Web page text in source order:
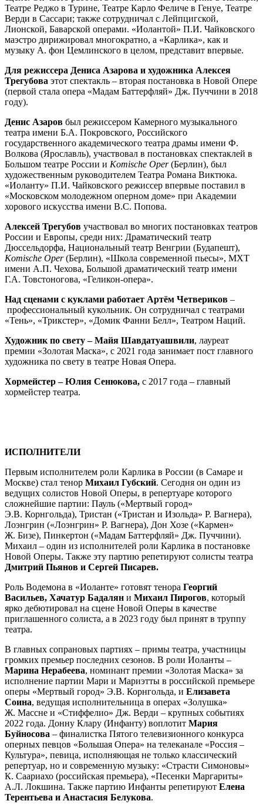
Театре Реджо в Турине, Театре Карло Феличе в Генуе, Театре
Верди в Сассари; также сотрудничал с Лейпцигской,
Лионской, Баварской операми. «Иолантой» П.И. Чайковского
маэстро дирижировал многократно, а «Карлика», как и
музыку А. фон Цемлинского в целом, представит впервые.
Для режиссера Дениса Азарова и художника Алексея
Трегубова этот спектакль – вторая постановка в Новой Опере
(первой стала опера «Мадам Баттерфляй» Дж. Пуччини в 2018
году).
Денис Азаров был режиссером Камерного музыкального
театра имени Б.А. Покровского, Российского
государственного академического театра драмы имени Ф.
Волкова (Ярославль), участвовал в постановках спектаклей в
Большом театре России и Komische Oper(Берлин), был
художественным руководителем Театра Романа Виктюка.
«Иоланту» П.И. Чайковского режиссер впервые поставил в
«Московском молодежном оперном доме» при Академии
хорового искусства имени В.С. Попова.
Алексей Трегубов участвовал во многих постановках театров
России и Европы, среди них: Драматический театр
Дюссельдорфа, Национальный театр Венгрии (Будапешт),
Komische Oper(Берлин), «Школа современной пьесы», МХТ
имени А.П. Чехова, Большой драматический театр имени
Г.А. Товстоногова, «Геликон-опера».
Над сценами с куклами работает Артём Четвериков –
профессиональный кукольник. Он сотрудничал с театрами
«Тень», «Трикстер», «Домик Фанни Белл», Театром Наций.
Художник по свету – Майя Шавдатуашвили, лауреат
премии «Золотая Маска», с 2021 года занимает пост главного
художника по свету в театре Новая Опера.
Хормейстер – Юлия Сенюкова, с 2017 года – главный
хормейстер театра.
ИСПОЛНИТЕЛИ
Первым исполнителем роли Карлика в России (в Самаре и
Москве) стал тенор Михаил Губский. Сегодня он один из
ведущих солистов Новой Оперы, в репертуаре которого
сложнейшие партии: Пауль («Мертвый город»
Э.В. Корнгольда), Тристан («Тристан и Изольда» Р. Вагнера),
Лоэнгрин («Лоэнгрин» Р. Вагнера), Дон Хозе («Кармен»
Ж. Бизе), Пинкертон («Мадам Баттерфляй» Дж. Пуччини).
Михаил – один из исполнителей роли Карлика в постановке
Новой Оперы. Также эту партию репетируют солисты театра
Дмитрий Пьянов и Сергей Писарев.
Роль Водемона в «Иоланте» готовят тенора Георгий
Васильев, Хачатур Бадалян и Михаил Пирогов, который
ярко дебютировал на сцене Новой Оперы в качестве
приглашенного солиста, а в 2023 году был принят в труппу
театра.
В главных сопрановых партиях – примы театра, участницы
громких премьер последних сезонов. В роли Иоланты –
Марина Нерабеева, номинант премии «Золотая Маска» за
исполнение партии Мари и Мариэтты в российской премьере
оперы «Мертвый город» Э.В. Корнгольда, и Елизавета
Соина, ведущая исполнительница в операх «Золушка»
Ж. Массне и «Стиффелио» Дж. Верди – крупных событиях
2022 года. Донну Клару (Инфанту) воплотит Мария
Буйносова – финалистка Пятого телевизионного конкурса
оперных певцов «Большая Опера» на телеканале «Россия –
Культура», певица, исполняющая не только классический
репертуар, но и современную музыку: «Страсти Симоновы»
К. Саариахо (российская премьера), «Песенки Маргариты»
А.Л. Локшина. Также партию Инфанты репетируют Елена
Терентьева и Анастасия Белукова.